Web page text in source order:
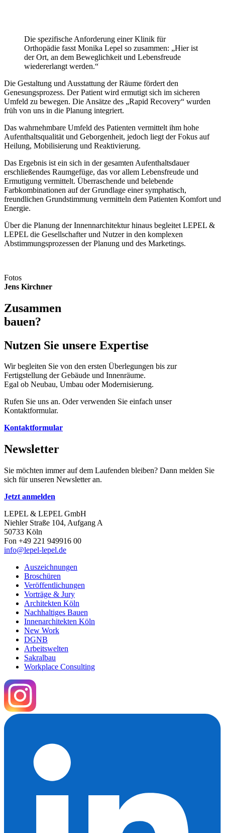
Die spezifische Anforderung einer Klinik für
Orthopädie fasst Monika Lepel so zusammen: „Hier ist
der Ort, an dem Beweglichkeit und Lebensfreude
wiedererlangt werden.“
Die Gestaltung und Ausstattung der Räume fördert den
Genesungsprozess. Der Patient wird ermutigt sich im sicheren
Umfeld zu bewegen. Die Ansätze des „Rapid Recovery“ wurden
früh von uns in die Planung integriert.
Das wahrnehmbare Umfeld des Patienten vermittelt ihm hohe
Aufenthaltsqualität und Geborgenheit, jedoch liegt der Fokus auf
Heilung, Mobilisierung und Reaktivierung.
Das Ergebnis ist ein sich in der gesamten Aufenthaltsdauer
erschließendes Raumgefüge, das vor allem Lebensfreude und
Ermutigung vermittelt. Überraschende und belebende
Farbkombinationen auf der Grundlage einer symphatisch,
freundlichen Grundstimmung vermitteln dem Patienten Komfort und
Energie.
Über die Planung der Innennarchitektur hinaus begleitet LEPEL &
LEPEL die Gesellschafter und Nutzer in den komplexen
Abstimmungsprozessen der Planung und des Marketings.
Fotos
Jens Kirchner
Zusammen
bauen?
Nutzen Sie unsere Expertise
Wir begleiten Sie von den ersten Überlegungen bis zur
Fertigstellung der Gebäude und Innenräume.
Egal ob Neubau, Umbau oder Modernisierung.
Rufen Sie uns an. Oder verwenden Sie einfach unser
Kontaktformular.
Kontaktformular
Newsletter
Sie möchten immer auf dem Laufenden bleiben? Dann melden Sie
sich für unseren Newsletter an.
Jetzt anmelden
LEPEL & LEPEL GmbH
Niehler Straße 104, Aufgang A
50733 Köln
Fon +49 221 949916 00
info@lepel-lepel.de
Auszeichnungen
Broschüren
Veröffentlichungen
Vorträge & Jury
Architekten Köln
Nachhaltiges Bauen
Innenarchitekten Köln
New Work
DGNB
Arbeitswelten
Sakralbau
Workplace Consulting